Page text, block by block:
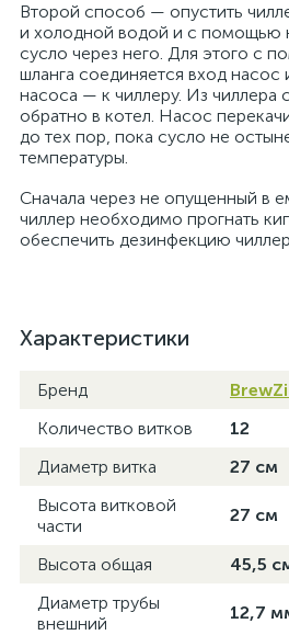
Второй способ — опустить
и холодной водой и с помощью
сусло через него. Для этого с
шланга соединяется вход насос
насоса — к чиллеру. Из чиллера
обратно в котел. Насос
до тех пор, пока сусло не
температуры.
Сначала через не опущенный в
чиллер необходимо прогнать
обеспечить дезинфекцию
Характеристики
Бренд
Количество витков
12
Диаметр витка
27 см
Высота витковой
части
27 см
Высота общая
45,5
Диаметр трубы
внешний
12,7